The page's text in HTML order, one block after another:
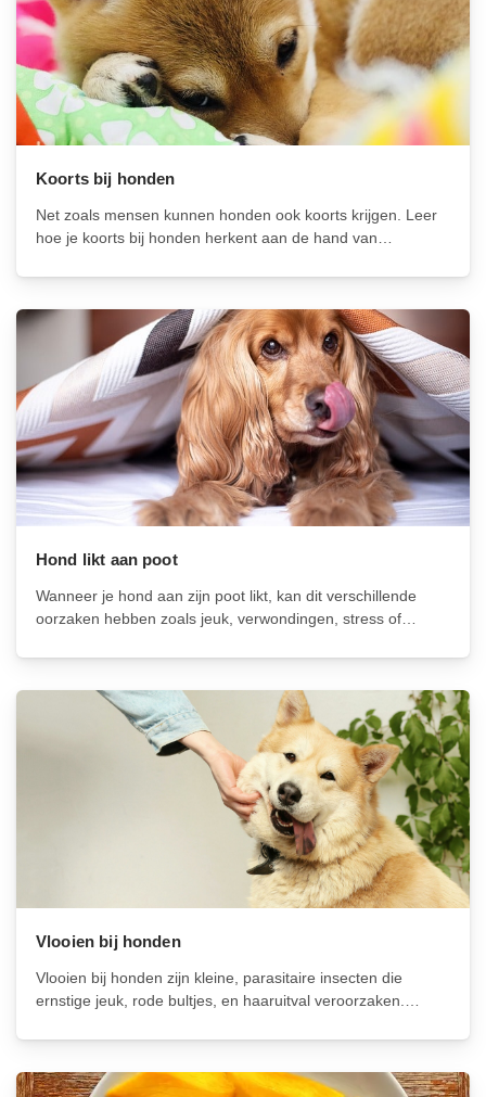
Koorts bij honden
Net zoals mensen kunnen honden ook koorts krijgen. Leer
hoe je koorts bij honden herkent aan de hand van
lusteloosheid en verminderde eetlust. Behandel koorts met
thuiszorg, dierenartsbezoek en medicatie, en voorkom het
met vaccinaties,...
Hond likt aan poot
Wanneer je hond aan zijn poot likt, kan dit verschillende
oorzaken hebben zoals jeuk, verwondingen, stress of
stresssignalen te herkennen en voldoende afleiding te
bieden, kun je het likgedrag verminderen en het...
Vlooien bij honden
Vlooien bij honden zijn kleine, parasitaire insecten die
ernstige jeuk, rode bultjes, en haaruitval veroorzaken.
vlooiendruppels of vlooientabletten en houd je huis schoon
door regelmatig te stofzuigen en beddengoed te wassen.
Wat...